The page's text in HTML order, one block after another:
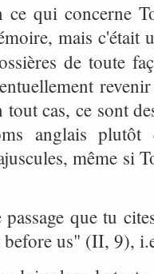
ce qui concerne
mais c'était
de toute
tout cas, ce sont
anglais
même si
passage que tu
us" (II, 9),